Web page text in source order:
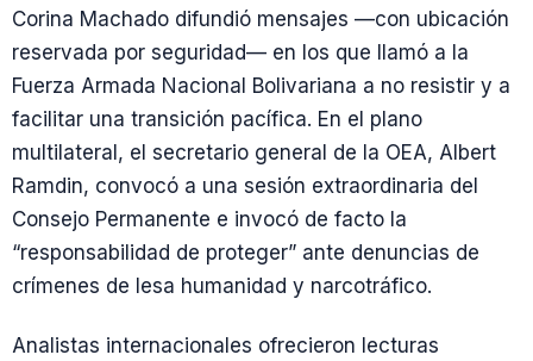
Corina Machado difundió mensajes —con ubicación
reservada por seguridad— en los que llamó a la
Fuerza Armada Nacional Bolivariana a no resistir y a
facilitar una transición pacífica. En el plano
multilateral, el secretario general de la OEA, Albert
Ramdin, convocó a una sesión extraordinaria del
Consejo Permanente e invocó de facto la
“responsabilidad de proteger” ante denuncias de
crímenes de lesa humanidad y narcotráfico.
Analistas internacionales ofrecieron lecturas